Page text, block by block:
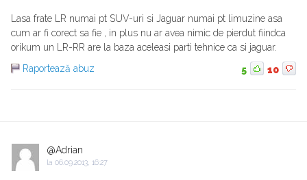
Lasa frate LR numai pt SUV-uri si Jaguar numai pt limuzine asa
cum ar fi corect sa fie , in plus nu ar avea nimic de pierdut fiindca
orikum un LR-RR are la baza aceleasi parti tehnice ca si jaguar.
Raportează abuz
5 10
@Adrian
la 06.09.2013, 16:27